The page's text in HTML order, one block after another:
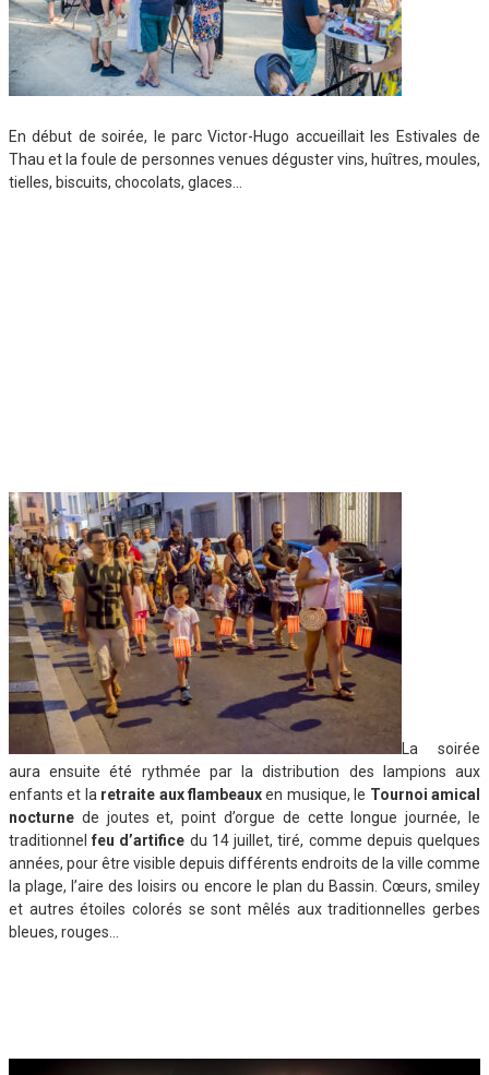
En début de soirée, le parc Victor-Hugo accueillait les Estivales de
Thau et la foule de personnes venues déguster vins, huîtres, moules,
tielles, biscuits, chocolats, glaces…
La soirée
aura ensuite été rythmée par la distribution des lampions aux
enfants et la retraite aux flambeauxen musique, le Tournoi amical
nocturne de joutes et, point d’orgue de cette longue journée, le
traditionnelfeu d’artifice du 14 juillet, tiré, comme depuis quelques
années, pour être visible depuis différents endroits de la ville comme
la plage, l’aire des loisirs ou encore le plan du Bassin. Cœurs, smiley
et autres étoiles colorés se sont mêlés aux traditionnelles gerbes
bleues, rouges…